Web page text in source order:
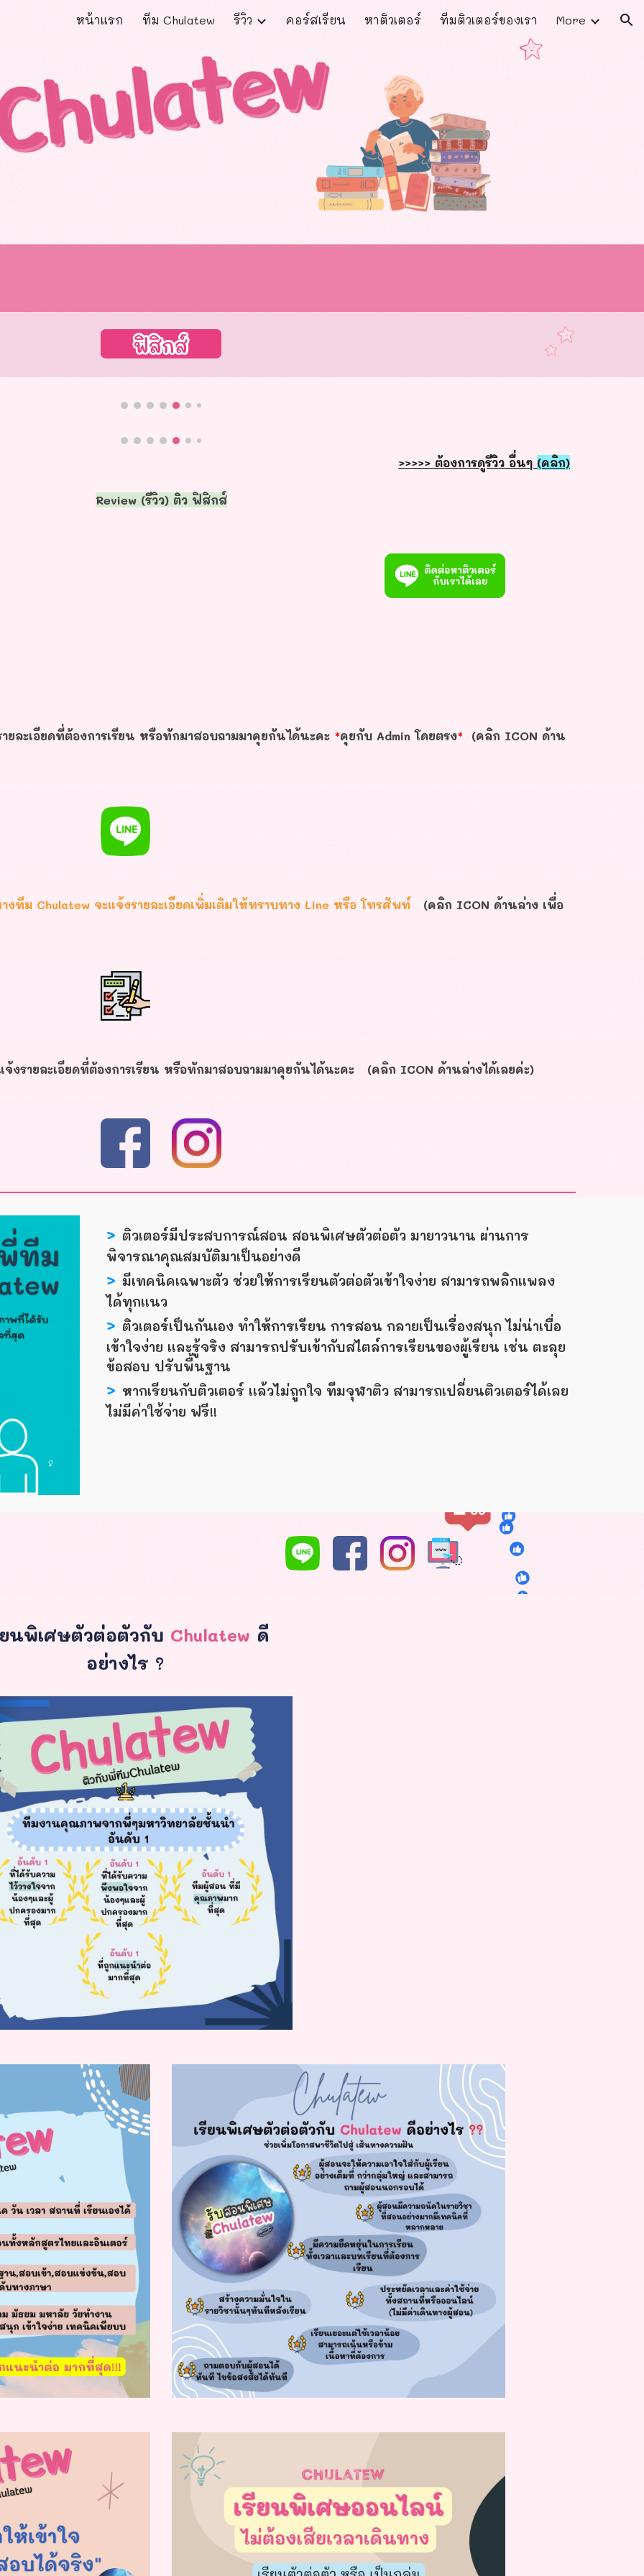
to main content Skip to navigation
หน้าแรก ทีม Chulatew รีวิว คอร์สเรียน หาติวเตอร์ ทีมติวเตอร์ของเรา More
>>>>> ต้องการดูรีวิว อื่นๆ (คลิก)
Review (รีวิว) ติว ฟิสิกส์
ยละเอียดที่ต้องการเรียน หรือทักมาสอบถามมาคุยกันได้นะคะ *คุยกับ Admin โดยตรง* (คลิก ICON ด้าน
งทีม Chulatew จะแจ้งรายละเอียดเพิ่มเติมให้ทราบทาง Line หรือ โทรศัพท์ (คลิก ICON ด้านล่าง เพื่อ
งรายละเอียดที่ต้องการเรียน หรือทักมาสอบถามมาคุยกันได้นะคะ (คลิก ICON ด้านล่างได้เลยค่ะ)
> ติวเตอร์มีประสบการณ์สอน สอนพิเศษตัวต่อตัว มายาวนาน ผ่านการ
พิจารณาคุณสมบัติมาเป็นอย่างดี
>มีเทคนิคเฉพาะตัว ช่วยให้การเรียนตัวต่อตัวเข้าใจง่าย สามารถพลิกเเพลง
ได้ทุกเเนว
> ติวเตอร์เป็นกันเอง ทำให้การเรียน การสอน กลายเป็นเรื่องสนุก ไม่น่าเบื่อ
เข้าใจง่าย เเละรู้จริง สามารถปรับเข้ากับสไตล์การเรียนของผู้เรียน เช่น ตะลุย
ข้อสอบ ปรับพื้นฐาน
> หากเรียนกับติวเตอร์ เเล้วไม่ถูกใจ ทีมจุฬาติว สามารถเปลี่ยนติวเตอร์ได้เลย
ไม่มีค่าใช้จ่าย ฟรี!!
นพิเศษตัวต่อตัวกับ Chulatew ดี
อย่างไร ?